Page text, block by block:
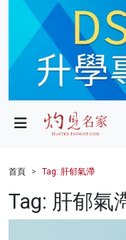
政局
財經
健康
首頁 Tag: 肝郁氣滯
Tag: 肝郁氣